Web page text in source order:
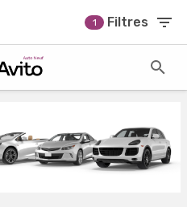
1 Filtres